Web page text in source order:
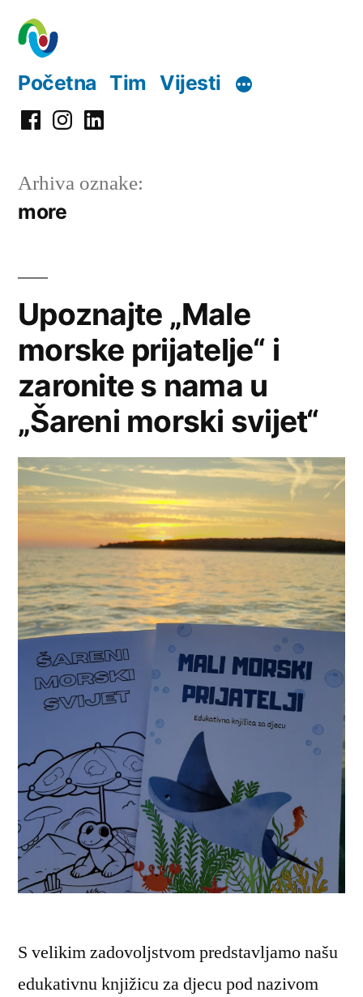
Preskoči
sadržaj
Početna Tim Vijesti
FacebookInstagramLinkedIn
Arhiva oznake:
more
Upoznajte „Male
morske prijatelje“ i
zaronite s nama u
„Šareni morski svijet“
S velikim zadovoljstvom predstavljamo našu
edukativnu knjižicu za djecu pod nazivom